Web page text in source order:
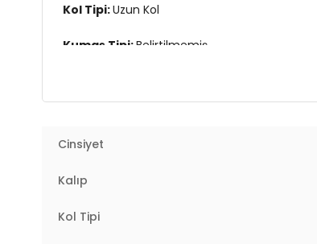
Kol Tipi:Uzun Kol
Kumaş Tipi:Belirtilmemiş
Yaş Grubu:
Menşei:
Cinsiyet
Kalıp
Kol Tipi